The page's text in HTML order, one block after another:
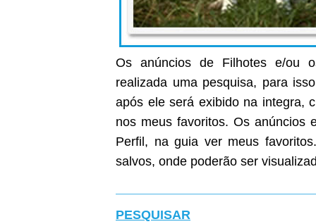
Os anúncios de Filhotes e/ou
realizada uma pesquisa, para
após ele será exibido na integra,
nos meus favoritos. Os
Perfil, na guia ver meus
salvos, onde poderão ser
PESQUISAR